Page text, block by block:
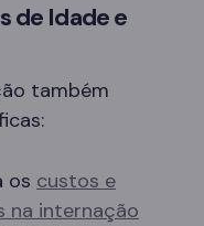
de Idade e
também
os custos e
na internação